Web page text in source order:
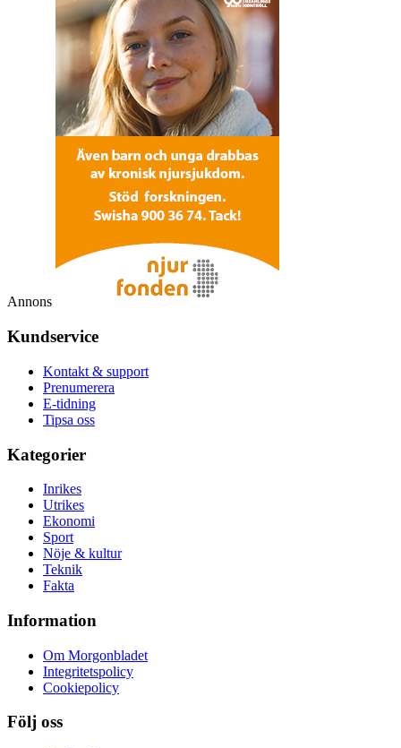
Annons
Kundservice
Kontakt & support
Prenumerera
E-tidning
Tipsa oss
Kategorier
Inrikes
Utrikes
Ekonomi
Sport
Nöje & kultur
Teknik
Fakta
Information
Om Morgonbladet
Integritetspolicy
Cookiepolicy
Följ oss